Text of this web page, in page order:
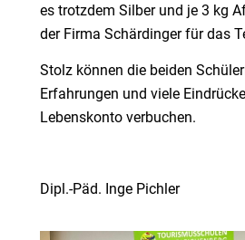
es trotzdem Silber und je 3 kg
der Firma Schärdinger für das
Stolz können die beiden
Erfahrungen und viele
Lebenskonto verbuchen.
Dipl.-Päd. Inge Pichler